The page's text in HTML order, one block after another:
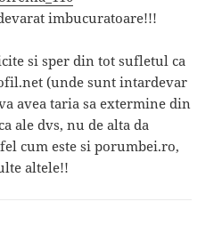
imbucuratoare!!!
si sper din tot sufletul ca
(unde sunt intardevar
avea taria sa extermine din
ale dvs, nu de alta da
cum este si porumbei.ro,
altele!!